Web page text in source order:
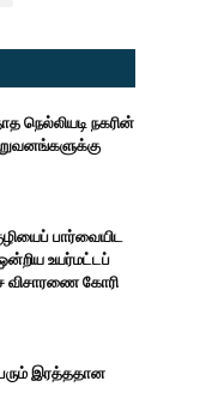
நெல்லியடி நகரின்
பார்வையிட
உயர்மட்டப்
விசாரணை கோரி
இரத்ததான